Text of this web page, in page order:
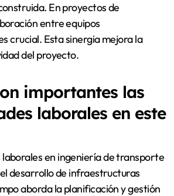
En proyectos de
entre equipos
crucial. Esta sinergia mejora la
del proyecto.
importantes las
laborales en este
en ingeniería de transporte
desarrollo de infraestructuras
aborda la planificación y gestión